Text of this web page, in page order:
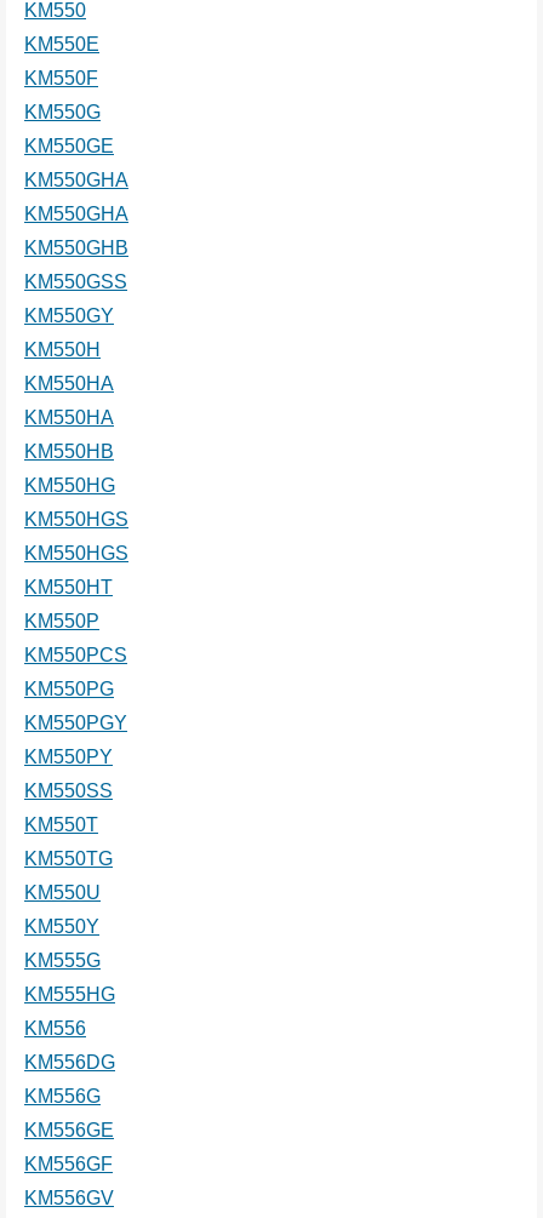
KM550
KM550E
KM550F
KM550G
KM550GE
KM550GHA
KM550GHA
KM550GHB
KM550GSS
KM550GY
KM550H
KM550HA
KM550HA
KM550HB
KM550HG
KM550HGS
KM550HGS
KM550HT
KM550P
KM550PCS
KM550PG
KM550PGY
KM550PY
KM550SS
KM550T
KM550TG
KM550U
KM550Y
KM555G
KM555HG
KM556
KM556DG
KM556G
KM556GE
KM556GF
KM556GV